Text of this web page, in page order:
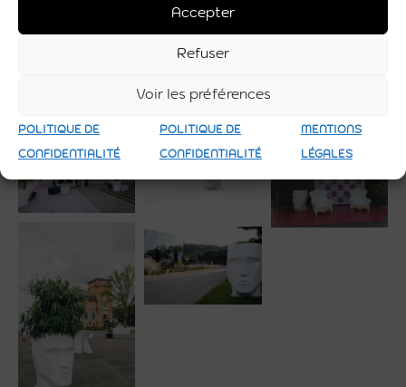
Accepter
Refuser
Voir les préférences
POLITIQUE DE
CONFIDENTIALITÉ
POLITIQUE DE
CONFIDENTIALITÉ
MENTIONS
LÉGALES